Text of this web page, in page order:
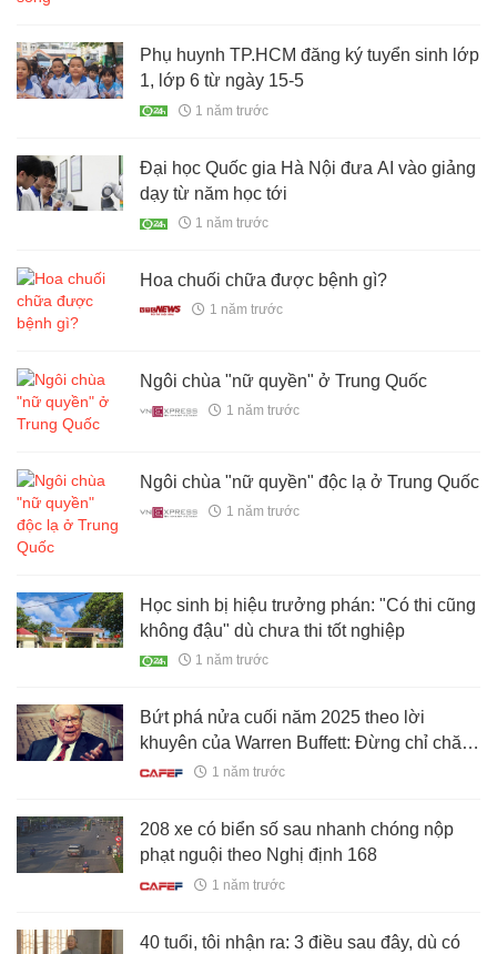
Phụ huynh TP.HCM đăng ký tuyển sinh lớp
1, lớp 6 từ ngày 15-5
1 năm trước
Đại học Quốc gia Hà Nội đưa AI vào giảng
dạy từ năm học tới
1 năm trước
Hoa chuối chữa được bệnh gì?
1 năm trước
Ngôi chùa "nữ quyền" ở Trung Quốc
1 năm trước
Ngôi chùa "nữ quyền" độc lạ ở Trung Quốc
1 năm trước
Học sinh bị hiệu trưởng phán: "Có thi cũng
không đậu" dù chưa thi tốt nghiệp
1 năm trước
Bứt phá nửa cuối năm 2025 theo lời
khuyên của Warren Buffett: Đừng chỉ chăm
chăm vào lợi ích trước mắt, chọn bạn đồng
1 năm trước
208 xe có biển số sau nhanh chóng nộp
phạt nguội theo Nghị định 168
1 năm trước
40 tuổi, tôi nhận ra: 3 điều sau đây, dù có